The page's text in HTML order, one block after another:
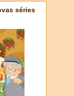
séries